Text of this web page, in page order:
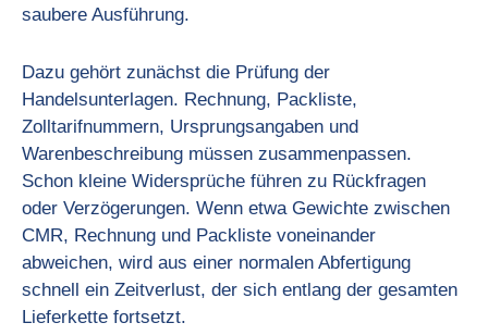
saubere Ausführung.
Dazu gehört zunächst die Prüfung der
Handelsunterlagen. Rechnung, Packliste,
Zolltarifnummern, Ursprungsangaben und
Warenbeschreibung müssen zusammenpassen.
Schon kleine Widersprüche führen zu Rückfragen
oder Verzögerungen. Wenn etwa Gewichte zwischen
CMR, Rechnung und Packliste voneinander
abweichen, wird aus einer normalen Abfertigung
schnell ein Zeitverlust, der sich entlang der gesamten
Lieferkette fortsetzt.